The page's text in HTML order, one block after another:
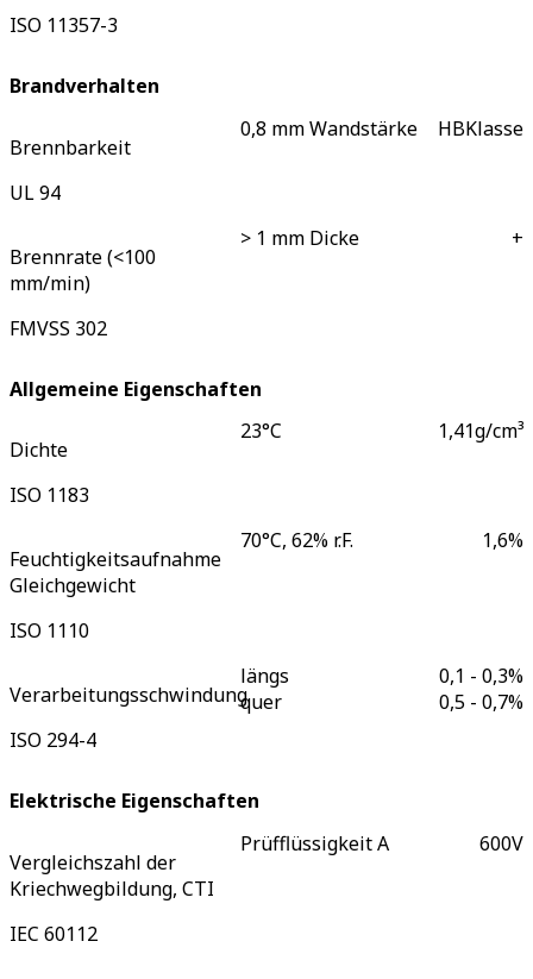
ISO 11357-3
Brandverhalten
Brennbarkeit
UL 94
0,8 mm Wandstärke HBKlasse
Brennrate (<100
mm/min)
FMVSS 302
> 1 mm Dicke +
Allgemeine Eigenschaften
Dichte
ISO 1183
23°C 1,41g/cm³
Feuchtigkeitsaufnahme
Gleichgewicht
ISO 1110
70°C, 62% r.F. 1,6%
Verarbeitungsschwindung
ISO 294-4
längs
quer
0,1 - 0,3%
0,5 - 0,7%
Elektrische Eigenschaften
Vergleichszahl der
Kriechwegbildung, CTI
IEC 60112
Prüfflüssigkeit A 600V